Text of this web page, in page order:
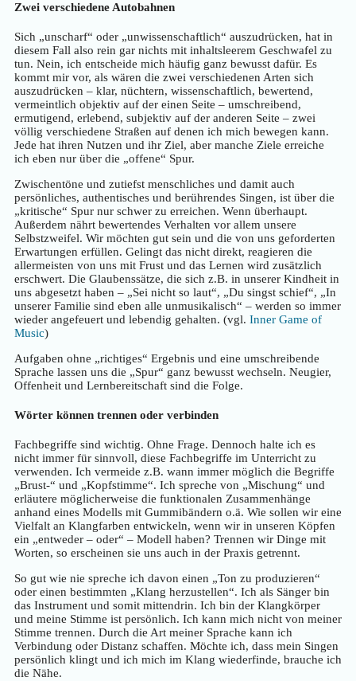
Zwei verschiedene Autobahnen
Sich „unscharf“ oder „unwissenschaftlich“ auszudrücken, hat in
diesem Fall also rein gar nichts mit inhaltsleerem Geschwafel zu
tun. Nein, ich entscheide mich häufig ganz bewusst dafür. Es
kommt mir vor, als wären die zwei verschiedenen Arten sich
auszudrücken – klar, nüchtern, wissenschaftlich, bewertend,
vermeintlich objektiv auf der einen Seite – umschreibend,
ermutigend, erlebend, subjektiv auf der anderen Seite – zwei
völlig verschiedene Straßen auf denen ich mich bewegen kann.
Jede hat ihren Nutzen und ihr Ziel, aber manche Ziele erreiche
ich eben nur über die „offene“ Spur.
Zwischentöne und zutiefst menschliches und damit auch
persönliches, authentisches und berührendes Singen, ist über die
„kritische“ Spur nur schwer zu erreichen. Wenn überhaupt.
Außerdem nährt bewertendes Verhalten vor allem unsere
Selbstzweifel. Wir möchten gut sein und die von uns geforderten
Erwartungen erfüllen. Gelingt das nicht direkt, reagieren die
allermeisten von uns mit Frust und das Lernen wird zusätzlich
erschwert. Die Glaubenssätze, die sich z.B. in unserer Kindheit in
uns abgesetzt haben – „Sei nicht so laut“, „Du singst schief“, „In
unserer Familie sind eben alle unmusikalisch“ – werden so immer
wieder angefeuert und lebendig gehalten. (vgl. Inner Game of
Music)
Aufgaben ohne „richtiges“ Ergebnis und eine umschreibende
Sprache lassen uns die „Spur“ ganz bewusst wechseln. Neugier,
Offenheit und Lernbereitschaft sind die Folge.
Wörter können trennen oder verbinden
Fachbegriffe sind wichtig. Ohne Frage. Dennoch halte ich es
nicht immer für sinnvoll, diese Fachbegriffe im Unterricht zu
verwenden. Ich vermeide z.B. wann immer möglich die Begriffe
„Brust-“ und „Kopfstimme“. Ich spreche von „Mischung“ und
erläutere möglicherweise die funktionalen Zusammenhänge
anhand eines Modells mit Gummibändern o.ä. Wie sollen wir eine
Vielfalt an Klangfarben entwickeln, wenn wir in unseren Köpfen
ein „entweder – oder“ – Modell haben? Trennen wir Dinge mit
Worten, so erscheinen sie uns auch in der Praxis getrennt.
So gut wie nie spreche ich davon einen „Ton zu produzieren“
oder einen bestimmten „Klang herzustellen“. Ich als Sänger bin
das Instrument und somit mittendrin. Ich bin der Klangkörper
und meine Stimme ist persönlich. Ich kann mich nicht von meiner
Stimme trennen. Durch die Art meiner Sprache kann ich
Verbindung oder Distanz schaffen. Möchte ich, dass mein Singen
persönlich klingt und ich mich im Klang wiederfinde, brauche ich
die Nähe.